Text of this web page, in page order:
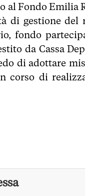
al Fondo Emilia
di gestione
fondo
da Cassa
di adottare
corso di